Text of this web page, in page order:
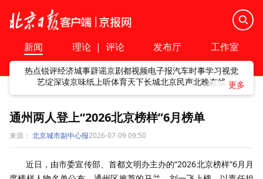
新闻 理论 | 评论 发布厅 工作室
热点锐评经济城事辟谣京剧都视频电子报汽车时事学习视觉
艺绽深读京味纸上听体育天下长城北京民声北晚在线
通州两人登上“2026北京榜样”6月榜单
来源： 北京城市副中心报2026-07-09 09:50
近日，由市委宣传部、首都文明办主办的“2026北京榜样”6月月